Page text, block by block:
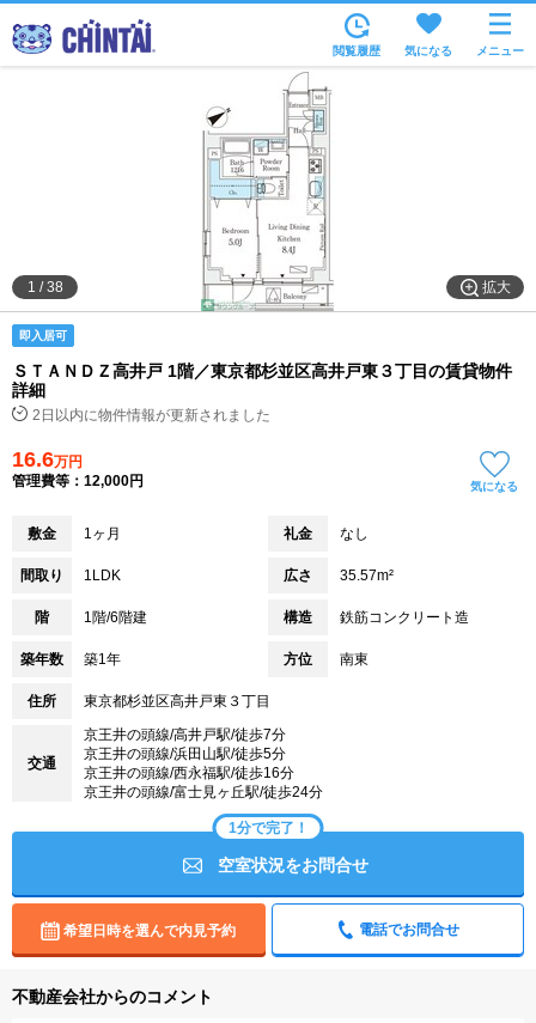
沿線・駅から
住所から
家賃相場から
通勤通学時間から
物件特集から
不動産会社から
閲覧履歴 気になる メニュー
拡大
1 /38
即入居可
ＳＴＡＮＤＺ高井戸 1階／東京都杉並区高井戸東３丁目の賃貸物件
詳細
2日以内に物件情報が更新されました
16.6万円
管理費等：12,000円
気になる
敷金 1ヶ月 礼金 なし
間取り 1LDK 広さ 35.57m²
階 1階/6階建 構造 鉄筋コンクリート造
築年数 築1年 方位 南東
住所 東京都杉並区高井戸東３丁目
交通
京王井の頭線/高井戸駅/徒歩7分
京王井の頭線/浜田山駅/徒歩5分
京王井の頭線/西永福駅/徒歩16分
京王井の頭線/富士見ヶ丘駅/徒歩24分
1分で完了！
空室状況をお問合せ
希望日時を選んで内見予約 電話でお問合せ
不動産会社からのコメント